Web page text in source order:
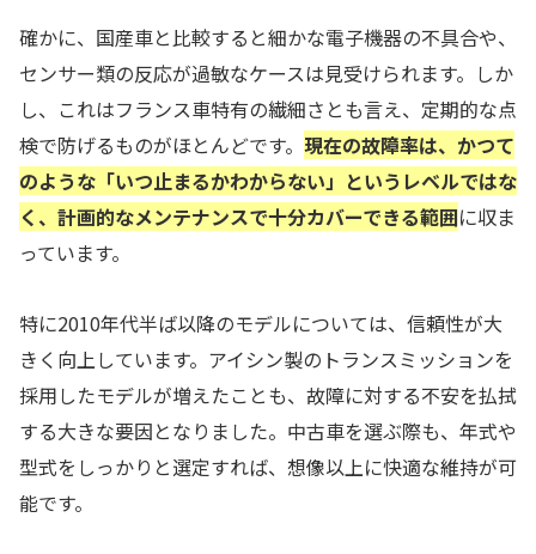
確かに、国産車と比較すると細かな電子機器の不具合や、
センサー類の反応が過敏なケースは見受けられます。しか
し、これはフランス車特有の繊細さとも言え、定期的な点
検で防げるものがほとんどです。 現在の故障率は、かつて
のような「いつ止まるかわからない」というレベルではな
く、計画的なメンテナンスで十分カバーできる範囲に収ま
っています。
特に2010年代半ば以降のモデルについては、信頼性が大
きく向上しています。アイシン製のトランスミッションを
採用したモデルが増えたことも、故障に対する不安を払拭
する大きな要因となりました。中古車を選ぶ際も、年式や
型式をしっかりと選定すれば、想像以上に快適な維持が可
能です。